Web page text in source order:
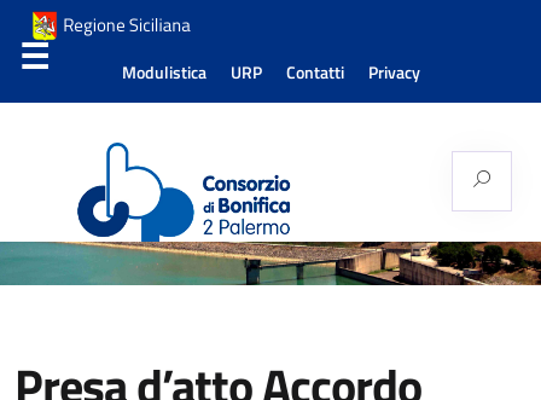
Modulistica URP Contatti Privacy
Palermo 2